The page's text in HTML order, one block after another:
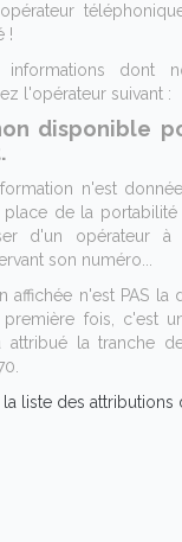
!
dont
l'opérateur suivant :
disponible
n'est
place de la
d'un opérateur
son numéro...
affichée n'est PAS
fois, c'est
attribué la tranche
liste des attributions